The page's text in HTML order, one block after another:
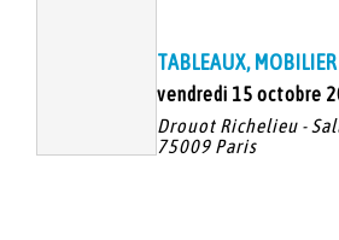
TABLEAUX,
vendredi 15 octobre
Drouot Richelieu -
75009 Paris